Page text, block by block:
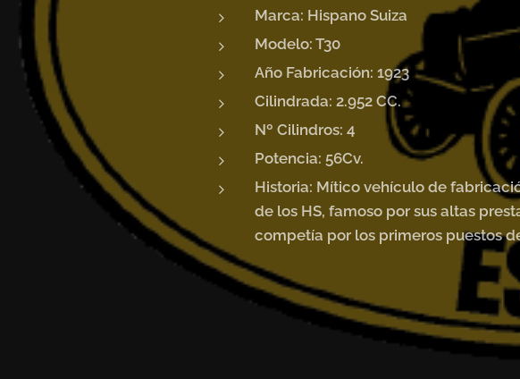
Marca: Hispano Suiza
Modelo: T30
Año Fabricación: 1923
Cilindrada: 2.952 CC.
Nº Cilindros: 4
Potencia: 56Cv.
Historia: Mítico vehículo de
de los HS, famoso por sus altas
competía por los primeros puestos